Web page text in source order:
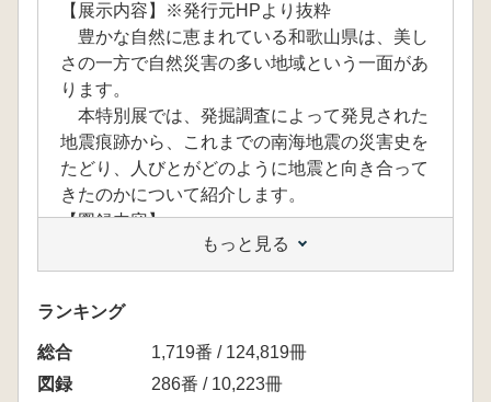
【展示内容】※発行元HPより抜粋
豊かな自然に恵まれている和歌山県は、美し
さの一方で自然災害の多い地域という一面があ
ります。
本特別展では、発掘調査によって発見された
地震痕跡から、これまでの南海地震の災害史を
たどり、人びとがどのように地震と向き合って
きたのかについて紹介します。
【図録内容】
南海地震にともなう過去の地震痕跡を弥生時
代から順に追ってゆく。また、鯰絵や古文書な
どから日本人の地震観の移り変わりをたどる1
冊。
もっと見る
ランキング
総合
1,719番 / 124,819冊
図録
286番 / 10,223冊